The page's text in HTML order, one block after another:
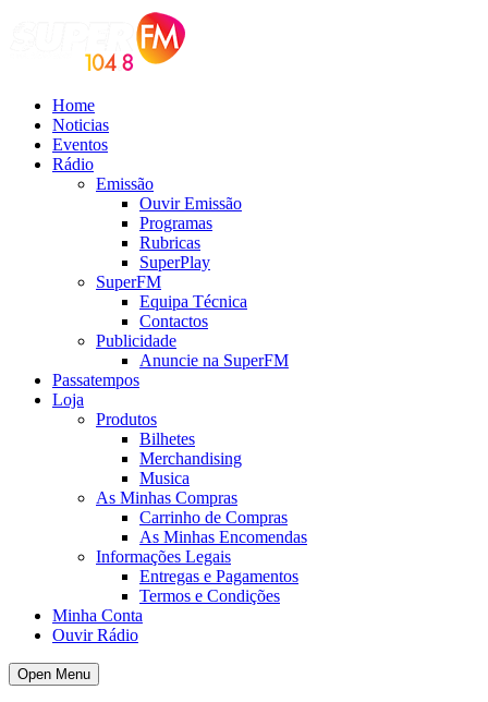
Home
Noticias
Eventos
Rádio
Emissão
Ouvir Emissão
Programas
Rubricas
SuperPlay
SuperFM
Equipa Técnica
Contactos
Publicidade
Anuncie na SuperFM
Passatempos
Loja
Produtos
Bilhetes
Merchandising
Musica
As Minhas Compras
Carrinho de Compras
As Minhas Encomendas
Informações Legais
Entregas e Pagamentos
Termos e Condições
Minha Conta
Ouvir Rádio
Open Menu